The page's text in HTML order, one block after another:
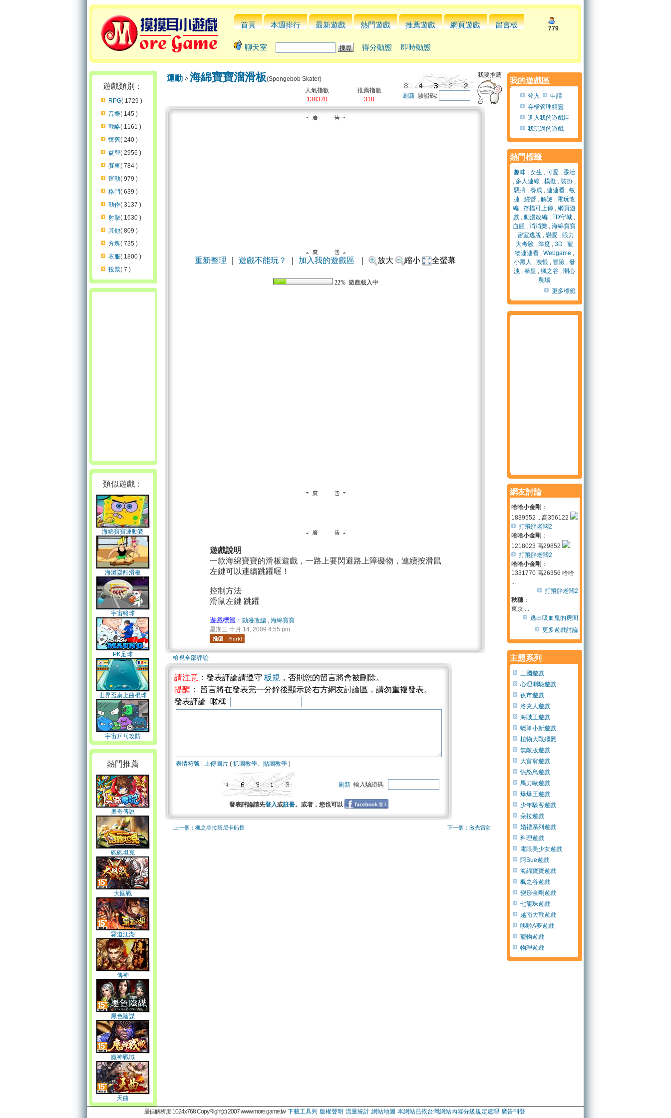
首頁 本週排行 最新遊戲 熱門遊戲 推薦遊戲 網頁遊戲 留言板 779
聊天室 得分動態 即時動態
遊戲類別：
RPG( 1729 )
音樂( 145 )
戰略( 1161 )
懷舊( 240 )
益智( 2956 )
賽車( 784 )
運動( 979 )
格鬥( 639 )
動作( 3137 )
射擊( 1630 )
其他( 809 )
方塊( 735 )
衣服( 1800 )
投票( 7 )
類似遊戲：
海綿寶寶運動賽
海灘耍酷滑板
宇宙籃球
PK足球
世界盃桌上曲棍球
宇宙乒乓攻防
熱門推薦
奧奇傳說
砲砲坦克
大國戰
霸道江湖
傳神
黑色陰謀
魔神戰域
天曲
運動 海綿寶寶溜滑板(Spongebob Skater)
人氣指數
138370
推薦指數
310
刷新驗證碼:
我要推薦
重新整理 遊戲不能玩？ 加入我的遊戲區 放大 縮小 全螢幕
遊戲說明
一款海綿寶寶的滑板遊戲，一路上要閃避路上障礙物，連續按滑鼠
左鍵可以連續跳躍喔！
控制方法
滑鼠左鍵 跳躍
遊戲標籤： 動漫改編, 海綿寶寶
星期三 十月 14, 2009 4:55 pm
檢視全部評論
請注意 ：發表評論請遵守 板規 ，否則您的留言將會被刪除。
提醒 ： 留言將在發表完一分鐘後顯示於右方網友討論區，請勿重複發表。
發表評論 暱稱
表情符號 上傳圖片 ( 抓圖教學、 貼圖教學 )
刷新 輸入驗證碼
發表評論請先登入或註冊。或者，您也可以
上一個：楓之谷拉塔尼卡船長 下一個：激光雷射
我的遊戲區
登入
申請
存檔管理精靈
進入我的遊戲區
我玩過的遊戲
熱門標籤
趣味, 女生 , 可愛, 靈活
, 多人連線 , 模擬 , 裝扮 ,
惡搞, 養成, 連連看, 敏
捷, 經營, 解謎 , 電玩改
編 , 存檔可上傳 , 網頁遊
戲 , 動漫改編 , TD守城 ,
血腥 , 消消樂 , 海綿寶寶
, 密室逃脫 , 戀愛 , 眼力
大考驗, 準度, 3D , 寵
物連連看, Webgame ,
小黑人 , 洩恨 , 冒險, 發
洩, 拳皇 , 楓之谷, 開心
農場
更多標籤
網友討論
哈哈小金剛 ：
1839552 ...高356122
打飛胖老闆2
哈哈小金剛 ：
1218023 高29852
打飛胖老闆2
哈哈小金剛 ：
1331770 高26356 哈哈
...
打飛胖老闆2
秋穗：
東京 ...
逃出吸血鬼的房間
更多遊戲討論
主題系列
三國遊戲
心理測驗遊戲
夜市遊戲
洛克人遊戲
海賊王遊戲
蠟筆小新遊戲
植物大戰殭屍
無敵版遊戲
大富翁遊戲
憤怒鳥遊戲
馬力歐遊戲
爆爆王遊戲
少年駭客遊戲
朵拉遊戲
婚禮系列遊戲
料理遊戲
電眼美少女遊戲
阿Sue遊戲
海綿寶寶遊戲
楓之谷遊戲
變形金剛遊戲
七龍珠遊戲
越南大戰遊戲
哆啦A夢遊戲
寵物遊戲
物理遊戲
最佳解析度 1024x768 CopyRight(c) 2007 www.more.game.tw 下載工具列 版權聲明 流量統計 網站地圖 本網站已依台灣網站內容分級規定處理 廣告刊登